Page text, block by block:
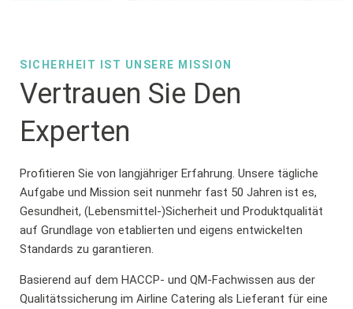
SICHERHEIT IST UNSERE MISSION
Vertrauen Sie Den
Experten
Profitieren Sie von langjähriger Erfahrung. Unsere tägliche
Aufgabe und Mission seit nunmehr fast 50 Jahren ist es,
Gesundheit, (Lebensmittel-)Sicherheit und Produktqualität
auf Grundlage von etablierten und eigens entwickelten
Standards zu garantieren.
Basierend auf dem HACCP- und QM-Fachwissen aus der
Qualitätssicherung im Airline Catering als Lieferant für eine